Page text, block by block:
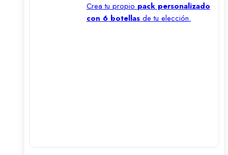
Crea tu propio pack personalizado
con 6 botellas de tu elección.